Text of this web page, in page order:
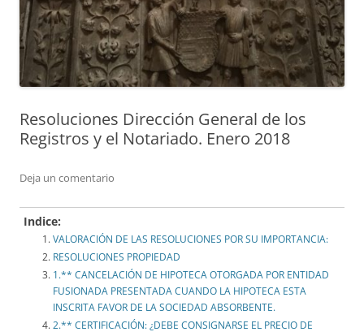
Resoluciones Dirección General de los
Registros y el Notariado. Enero 2018
Deja un comentario
Indice:
VALORACIÓN DE LAS RESOLUCIONES POR SU IMPORTANCIA:
RESOLUCIONES PROPIEDAD
1.** CANCELACIÓN DE HIPOTECA OTORGADA POR ENTIDAD
FUSIONADA PRESENTADA CUANDO LA HIPOTECA ESTA
INSCRITA FAVOR DE LA SOCIEDAD ABSORBENTE.
2.** CERTIFICACIÓN: ¿DEBE CONSIGNARSE EL PRECIO DE